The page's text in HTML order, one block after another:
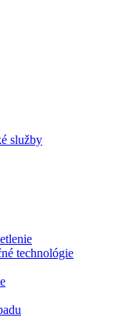
služby
technológie